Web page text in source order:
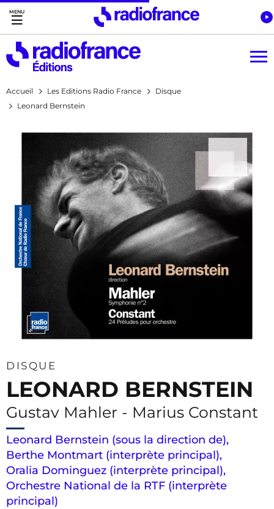
Accès direct :
Menu principal
Contenu
Accueil Les Editions Radio France
Disque
Leonard Bernstein
DISQUE
LEONARD BERNSTEIN
Gustav Mahler - Marius Constant
Leonard Bernstein (sous la direction de),
Berthe Montmart (interprète principal),
Oralia Dominguez (interprète principal),
Orchestre National de la RTF (interprète
principal)